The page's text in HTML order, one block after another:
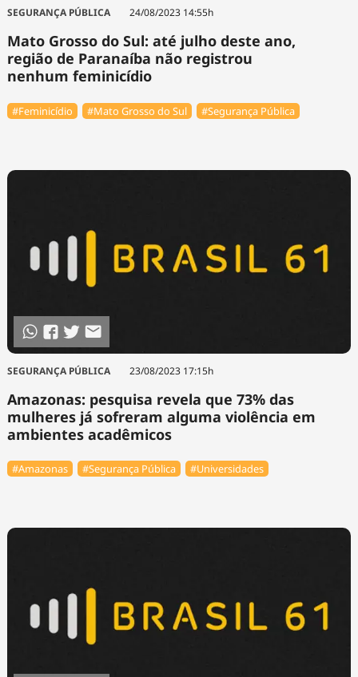
SEGURANÇA PÚBLICA 24/08/2023 14:55h
Mato Grosso do Sul: até julho deste ano,
região de Paranaíba não registrou
nenhum feminicídio
#Feminicídio #Mato Grosso do Sul #Segurança Pública
SEGURANÇA PÚBLICA 23/08/2023 17:15h
Amazonas: pesquisa revela que 73% das
mulheres já sofreram alguma violência em
ambientes acadêmicos
#Amazonas #Segurança Pública #Universidades